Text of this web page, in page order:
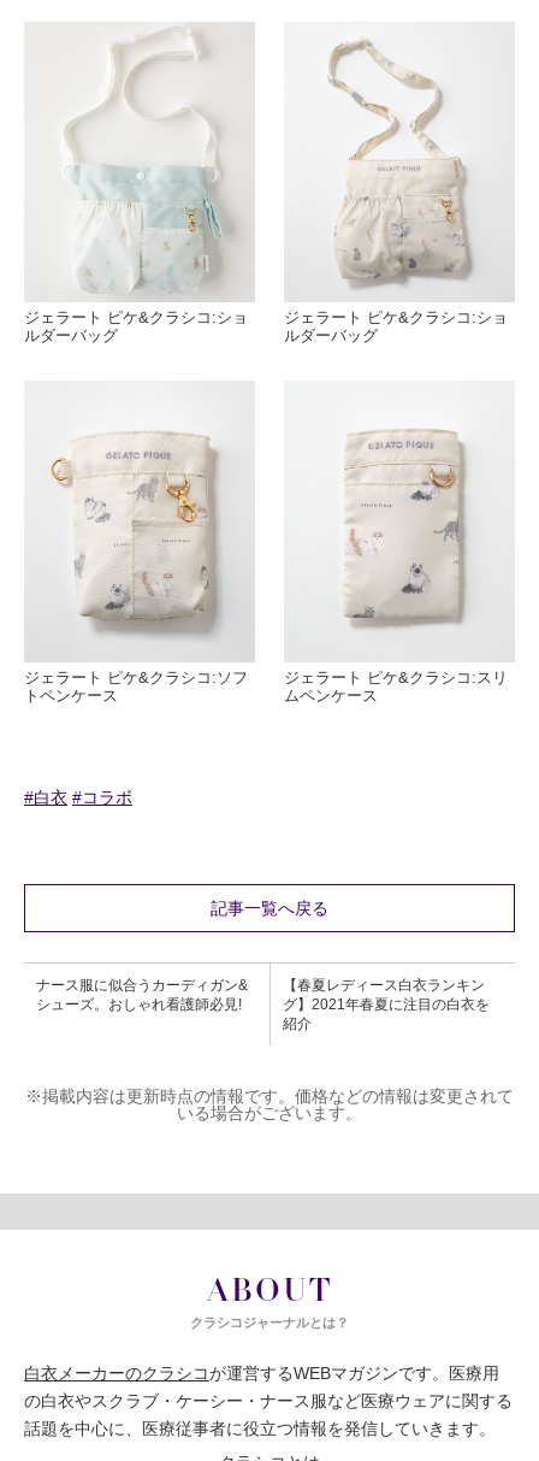
ジェラート ピケ&クラシコ:ショ
ルダーバッグ
ジェラート ピケ&クラシコ:ショ
ルダーバッグ
ジェラート ピケ&クラシコ:ソフ
トペンケース
ジェラート ピケ&クラシコ:スリ
ムペンケース
#白衣 #コラボ
記事一覧へ戻る
ナース服に似合うカーディガン&
シューズ。おしゃれ看護師必見!
【春夏レディース白衣ランキン
グ】2021年春夏に注目の白衣を
紹介
※掲載内容は更新時点の情報です。価格などの情報は変更されて
いる場合がございます。
ABOUT
クラシコジャーナルとは？
白衣メーカーのクラシコが運営するWEBマガジンです。医療用
の白衣やスクラブ・ケーシー・ナース服など医療ウェアに関する
話題を中心に、医療従事者に役立つ情報を発信していきます。